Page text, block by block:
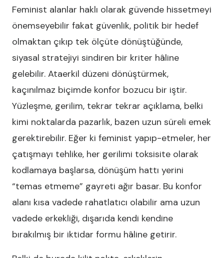
Feminist alanlar haklı olarak güvende hissetmeyi
önemseyebilir fakat güvenlik, politik bir hedef
olmaktan çıkıp tek ölçüte dönüştüğünde,
siyasal stratejiyi sindiren bir kriter hâline
gelebilir. Ataerkil düzeni dönüştürmek,
kaçınılmaz biçimde konfor bozucu bir iştir.
Yüzleşme, gerilim, tekrar tekrar açıklama, belki
kimi noktalarda pazarlık, bazen uzun süreli emek
gerektirebilir. Eğer ki feminist yapıp-etmeler, her
çatışmayı tehlike, her gerilimi toksisite olarak
kodlamaya başlarsa, dönüşüm hattı yerini
“temas etmeme” gayreti ağır basar. Bu konfor
alanı kısa vadede rahatlatıcı olabilir ama uzun
vadede erkekliği, dışarıda kendi kendine
bırakılmış bir iktidar formu hâline getirir.